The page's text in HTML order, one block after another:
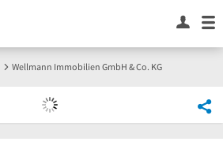
Wellmann Immobilien GmbH & Co. KG